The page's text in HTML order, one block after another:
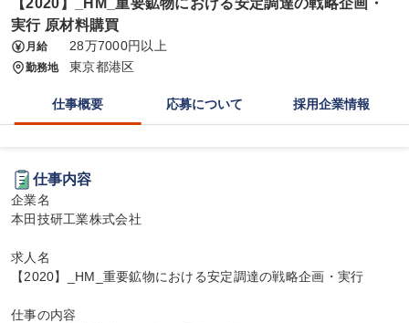
【2020】_HM_重要鉱物における安定調達の戦略企画・
実行 原材料購買
月給 28万7000円以上
勤務地 東京都港区
仕事概要 応募について 採用企業情報
仕事内容
企業名
本田技研工業株式会社
求人名
【2020】_HM_重要鉱物における安定調達の戦略企画・実行
仕事の内容